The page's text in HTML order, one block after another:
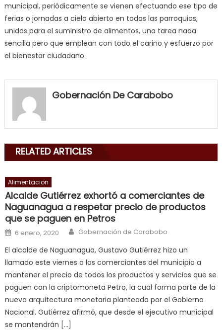
municipal, periódicamente se vienen efectuando ese tipo de
ferias o jornadas a cielo abierto en todas las parroquias,
unidos para el suministro de alimentos, una tarea nada
sencilla pero que emplean con todo el cariño y esfuerzo por
el bienestar ciudadano.
my
neighbor
mouth
cum,
will
smith
is
a
nice
milf
in
squirting,
आपक
न
ह
Gobernación De Carabobo
RELATED ARTICLES
Alimentacion
Alcalde Gutiérrez exhortó a comerciantes de
Naguanagua a respetar precio de productos
que se paguen en Petros
Posted on
6 enero, 2020 Author
Gobernación de Carabobo
El alcalde de Naguanagua, Gustavo Gutiérrez hizo un
llamado este viernes a los comerciantes del municipio a
mantener el precio de todos los productos y servicios que se
paguen con la criptomoneta Petro, la cual forma parte de la
nueva arquitectura monetaria planteada por el Gobierno
Nacional. Gutiérrez afirmó, que desde el ejecutivo municipal
se mantendrán […]